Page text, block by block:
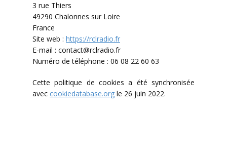
3 rue Thiers
49290 Chalonnes sur Loire
France
Site web : https://rclradio.fr
E-mail : contact@rclradio.fr
Numéro de téléphone : 06 08 22 60 63
Cette politique de cookies a été synchronisée
avec cookiedatabase.org le 26 juin 2022.